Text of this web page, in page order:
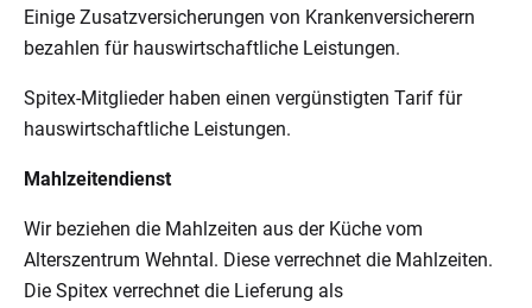
Einige Zusatzversicherungen von Krankenversicherern
bezahlen für hauswirtschaftliche Leistungen.
Spitex-Mitglieder haben einen vergünstigten Tarif für
hauswirtschaftliche Leistungen.
Mahlzeitendienst
Wir beziehen die Mahlzeiten aus der Küche vom
Alterszentrum Wehntal. Diese verrechnet die Mahlzeiten.
Die Spitex verrechnet die Lieferung als